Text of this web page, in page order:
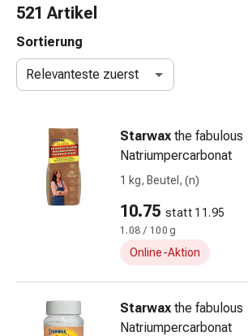
Hautirritation
&
Elastische
Binden
Kompressen
Fixierpflaster
Gazebinden
Kompressionsbinden
Tapes
521 Artikel
Sortierung
Relevanteste zuerst
Starwax the fabulous
Natriumpercarbonat
1 kg, Beutel, (n)
10.75 statt 11.95
1.08 / 100 g
Online-Aktion
Starwax the fabulous
Natriumpercarbonat